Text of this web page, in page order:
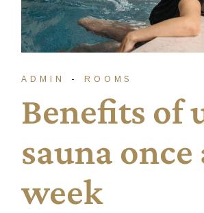
ADMIN ROOMS
Benefits of
sauna once
week